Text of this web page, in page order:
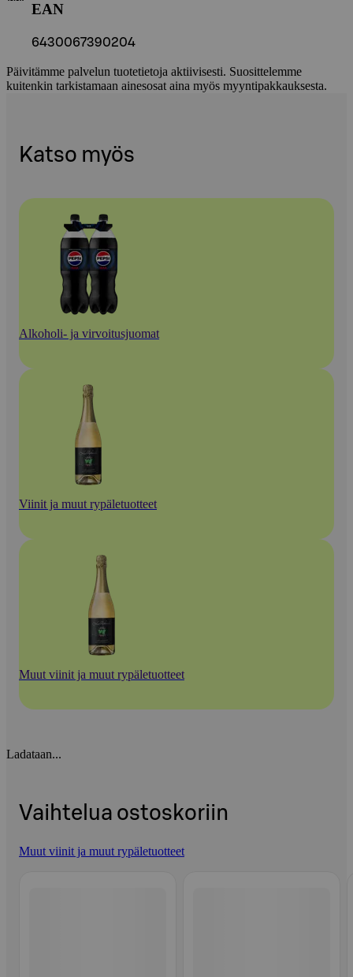
EAN
6430067390204
Päivitämme palvelun tuotetietoja aktiivisesti. Suosittelemme
kuitenkin tarkistamaan ainesosat aina myös myyntipakkauksesta.
Katso myös
Alkoholi- ja virvoitusjuomat
Viinit ja muut rypäletuotteet
Muut viinit ja muut rypäletuotteet
Ladataan...
Vaihtelua ostoskoriin
Muut viinit ja muut rypäletuotteet